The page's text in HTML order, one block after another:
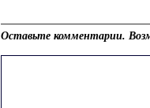
Оставьте комментарии.